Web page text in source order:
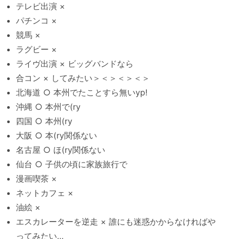
テレビ出演 ×
パチンコ ×
競馬 ×
ラグビー ×
ライヴ出演 × ビッグバンドなら
合コン × してみたい＞＜＞＜＞＜＞
北海道 ○ 本州でたことすら無いyp!
沖縄 ○ 本州で(ry
四国 ○ 本州(ry
大阪 ○ 本(ry関係ない
名古屋 ○ ほ(ry関係ない
仙台 ○ 子供の頃に家族旅行で
漫画喫茶 ×
ネットカフェ ×
油絵 ×
エスカレーターを逆走 × 誰にも迷惑かからなければや
ってみたい…